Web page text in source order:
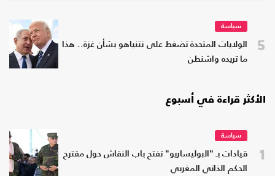
5
سياسة
الولايات المتحدة تضغط على نتنياهو بشأن غزة.. هذا
ما تريده واشنطن
الأكثر قراءة في أسبوع
1
سياسة
قيادات بـ "البوليساريو" تفتح باب النقاش حول مقترح
الحكم الذاتي المغربي